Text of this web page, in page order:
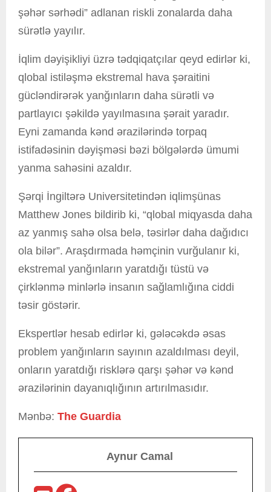
şəhər sərhədi” adlanan riskli zonalarda daha
sürətlə yayılır.
İqlim dəyişikliyi üzrə tədqiqatçılar qeyd edirlər ki,
qlobal istiləşmə ekstremal hava şəraitini
gücləndirərək yanğınların daha sürətli və
partlayıcı şəkildə yayılmasına şərait yaradır.
Eyni zamanda kənd ərazilərində torpaq
istifadəsinin dəyişməsi bəzi bölgələrdə ümumi
yanma sahəsini azaldır.
Şərqi İngiltərə Universitetindən iqlimşünas
Matthew Jones bildirib ki, “qlobal miqyasda daha
az yanmış sahə olsa belə, təsirlər daha dağıdıcı
ola bilər”. Araşdırmada həmçinin vurğulanır ki,
ekstremal yanğınların yaratdığı tüstü və
çirklənmə minlərlə insanın sağlamlığına ciddi
təsir göstərir.
Ekspertlər hesab edirlər ki, gələcəkdə əsas
problem yanğınların sayının azaldılması deyil,
onların yaratdığı risklərə qarşı şəhər və kənd
ərazilərinin dayanıqlığının artırılmasıdır.
Mənbə: The Guardia
Aynur Camal